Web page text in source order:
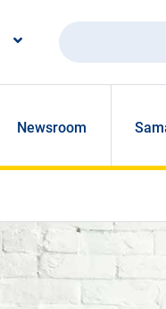
Search
Newsroom